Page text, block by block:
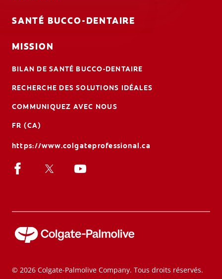
SANTÉ BUCCO-DENTAIRE
MISSION
BILAN DE SANTÉ BUCCO-DENTAIRE
RECHERCHE DES SOLUTIONS IDÉALES
COMMUNIQUEZ AVEC NOUS
FR (CA)
https://www.colgateprofessional.ca
© 2026 Colgate-Palmolive Company. Tous droits réservés.